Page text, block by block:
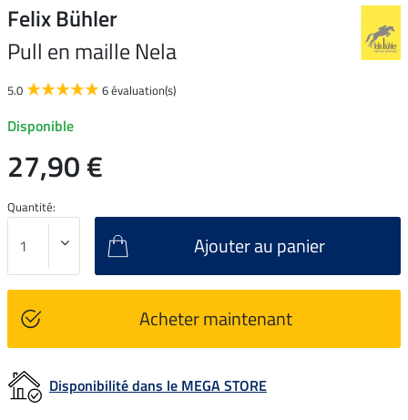
Felix Bühler
Pull en maille Nela
5.0 6 évaluation(s)
Disponible
27,90 €
Quantité:
Ajouter au panier
Acheter maintenant
Disponibilité dans le MEGA STORE